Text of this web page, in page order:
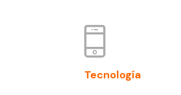
Tecnología